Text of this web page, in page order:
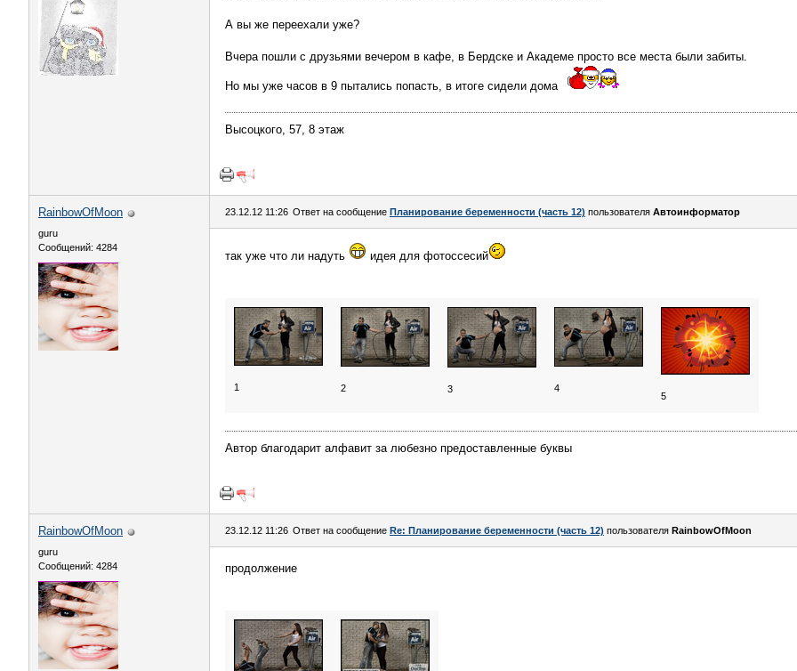
А вы же переехали уже?
Вчера пошли с друзьями вечером в кафе, в Бердске и Академе просто все места были забиты.
Но мы уже часов в 9 пытались попасть, в итоге сидели дома
Высоцкого, 57, 8 этаж
RainbowOfMoon
guru
Сообщений: 4284
23.12.12 11:26 Ответ на сообщение Планирование беременности (часть 12) пользователя Автоинформатор
так уже что ли надуть идея для фотоссесий
1 2 3 4
5
Автор благодарит алфавит за любезно предоставленные буквы
RainbowOfMoon
guru
Сообщений: 4284
23.12.12 11:26 Ответ на сообщение Re: Планирование беременности (часть 12) пользователя RainbowOfMoon
продолжение